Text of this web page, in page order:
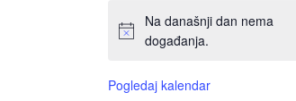
Na današnji dan nema
događanja.
Pogledaj kalendar